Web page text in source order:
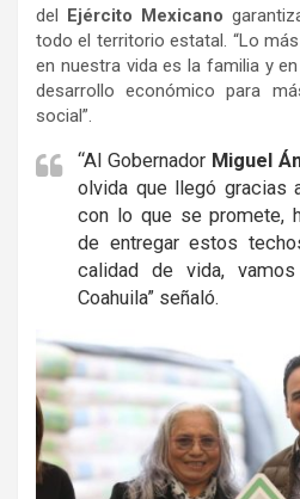
del Ejército Mexicano
todo el territorio estatal. “Lo
en nuestra vida es la familia y
desarrollo económico para
social”.
“Al Gobernador Miguel
olvida que llegó gracias
con lo que se promete,
de entregar estos
calidad de vida,
Coahuila” señaló.